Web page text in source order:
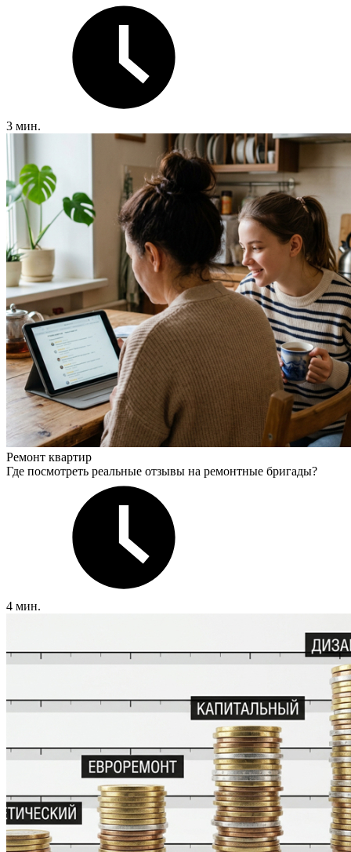
3 мин.
Ремонт квартир
Где посмотреть реальные отзывы на ремонтные бригады?
4 мин.